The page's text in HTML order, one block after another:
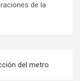
de la
del metro